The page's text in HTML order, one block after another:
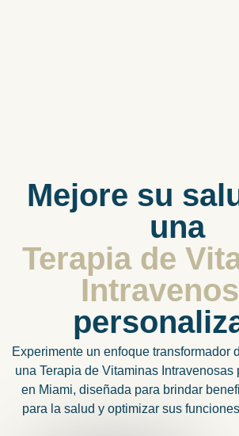
Mejore su
una
Terapia de
Experimente un enfoque transformador
una Terapia de Vitaminas Intravenosas
en Miami, diseñada para brindar
para la salud y optimizar sus